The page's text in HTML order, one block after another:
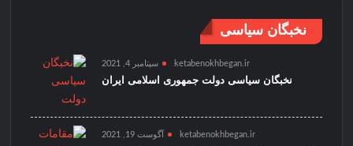
نخبگان سیاسی
ketabenokhbegan.ir سپتامبر 4, 2021
نخبگان سیاسی دولت جمهوری اسلامی ایران
ketabenokhbegan.ir آگوست 19, 2021